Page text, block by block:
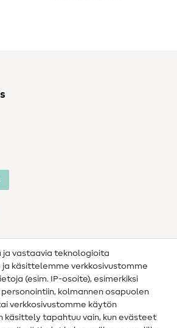
vastaavia teknologioita
käsittelemme verkkosivustomme
(esim. IP-osoite), esimerkiksi
kolmannen osapuolen
verkkosivustomme käytön
käsittely tapahtuu vain, kun evästeet